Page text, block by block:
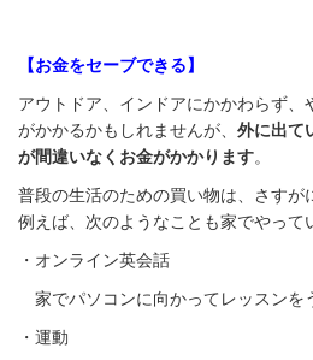
【お金をセーブできる】
アウトドア、インドアにかかわらず、
がかかるかもしれませんが、 外に出て
が間違いなくお金がかかります。
普段の生活のための買い物は、さすが
例えば、次のようなことも家でやって
・オンライン英会話
家でパソコンに向かってレッスンを
・運動